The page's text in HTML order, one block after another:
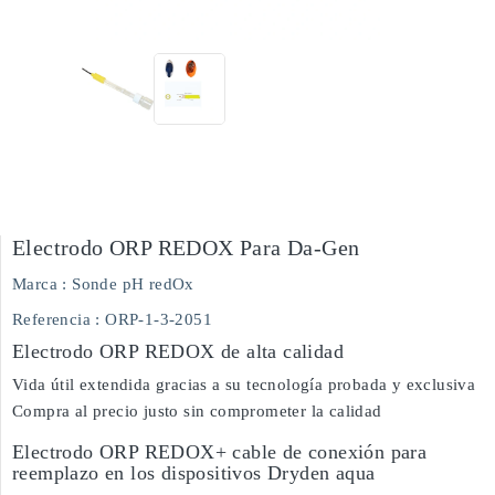
Electrodo ORP REDOX Para Da-Gen
Marca : Sonde pH redOx
Referencia : ORP-1-3-2051
Electrodo ORP REDOX de alta calidad
Vida útil extendida gracias a su tecnología probada y exclusiva
Compra al precio justo sin comprometer la calidad
Electrodo ORP REDOX+ cable de conexión para
reemplazo en los dispositivos Dryden aqua